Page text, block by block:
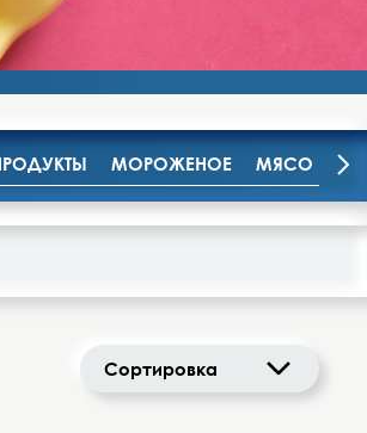
МОРОЖЕНОЕ МЯСО И
Сортировка